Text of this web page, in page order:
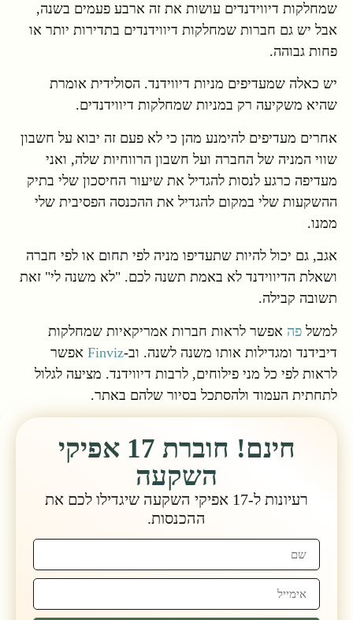
שמחלקות דיווידנדים עושות את זה ארבע פעמים בשנה,
אבל יש גם חברות שמחלקות דיווידנדים בתדירות יותר או
פחות גבוהה.
יש כאלה שמעדיפים מניות דיווידנד. הסולידית אומרת
שהיא משקיעה רק במניות שמחלקות דיווידנדים.
אחרים מעדיפים להימנע מהן כי לא פעם זה יבוא על חשבון
שווי המניה של החברה ועל חשבון הרווחיות שלה, ואני
מעדיפה כרגע לנסות להגדיל את שיעור החיסכון שלי בתיק
ההשקעות שלי במקום להגדיל את ההכנסה הפסיבית שלי
ממנו.
אגב, גם יכול להיות שתעדיפו מניה לפי תחום או לפי חברה
ושאלת הדיווידנד לא באמת תשנה לכם. "לא משנה לי" זאת
תשובה קבילה.
למשל פה אפשר לראות חברות אמריקאיות שמחלקות
דיבידנד ומגדילות אותו משנה לשנה. וב-Finviz אפשר
לראות לפי כל מני פילוחים, לרבות דיווידנד. מציעה לגלול
לתחתית העמוד ולהסתכל בסיור שלהם באתר.
חינם! חוברת 17 אפיקי
השקעה
רעיונות ל-17 אפיקי השקעה שיגדילו לכם את
ההכנסות.